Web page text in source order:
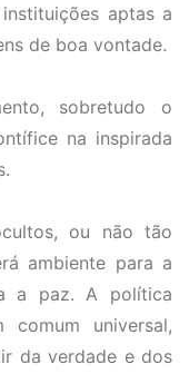
aptas a
de boa vontade.
sobretudo o
na inspirada
ou não tão
ambiente para a
a paz. A política
comum universal,
da verdade e dos